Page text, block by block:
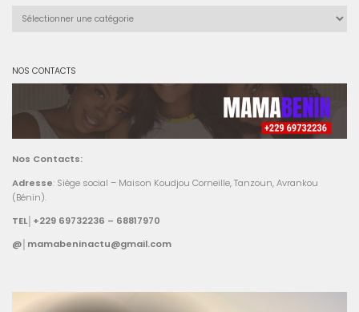
NOS CONTACTS
Nos Contacts:
Adresse: Siège social – Maison Koudjou Corneille, Tanzoun, Avrankou
(Bénin).
TEL│+229 69732236 – 68817970
@│mamabeninactu@gmail.com